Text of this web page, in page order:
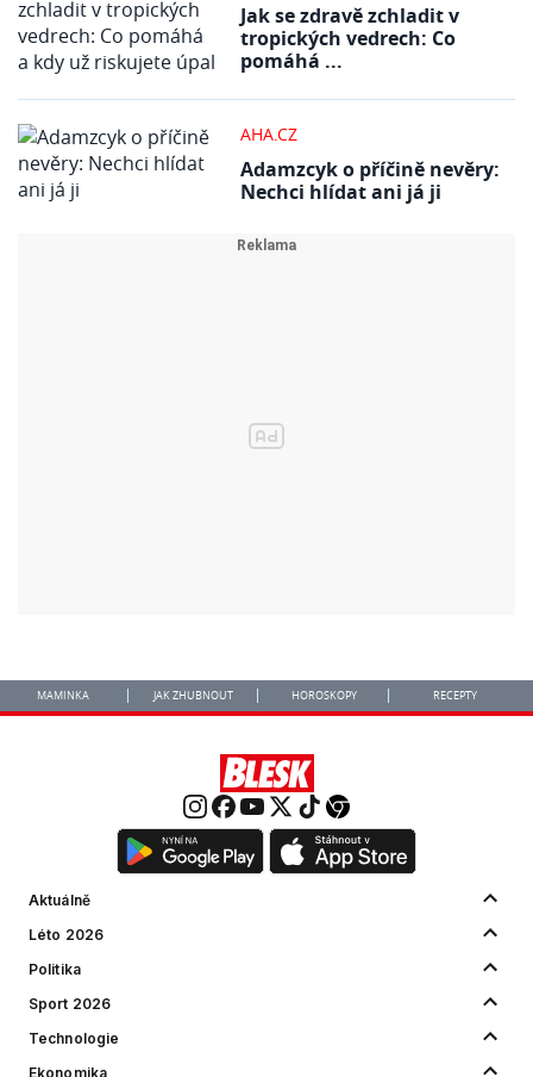
Jak se zdravě zchladit v
tropických vedrech: Co
pomáhá ...
AHA.CZ
Adamzcyk o příčině nevěry:
Nechci hlídat ani já ji
MAMINKA JAK ZHUBNOUT HOROSKOPY RECEPTY
Aktuálně
Léto 2026
Politika
Sport 2026
Technologie
Ekonomika